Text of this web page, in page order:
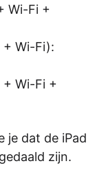
Wi-Fi +
+ Wi-Fi):
+ Wi-Fi +
je dat de iPad
zijn.